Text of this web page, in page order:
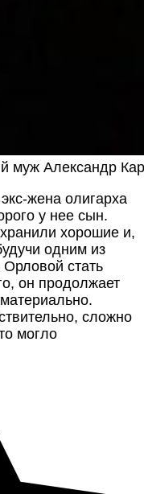
муж Александр
жена олигарха
у нее сын.
хорошие и,
одним из
стать
он продолжает
сложно
могло